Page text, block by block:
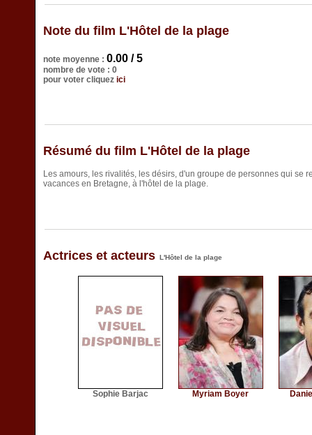
Note du film L'Hôtel de la plage
note moyenne : 0.00 / 5
nombre de vote : 0
pour voter cliquez ici
Résumé du film L'Hôtel de la plage
Les amours, les rivalités, les désirs, d'un groupe de personnes qui se
vacances en Bretagne, à l'hôtel de la plage.
Actrices et acteurs L'Hôtel de la plage
Sophie Barjac Myriam Boyer